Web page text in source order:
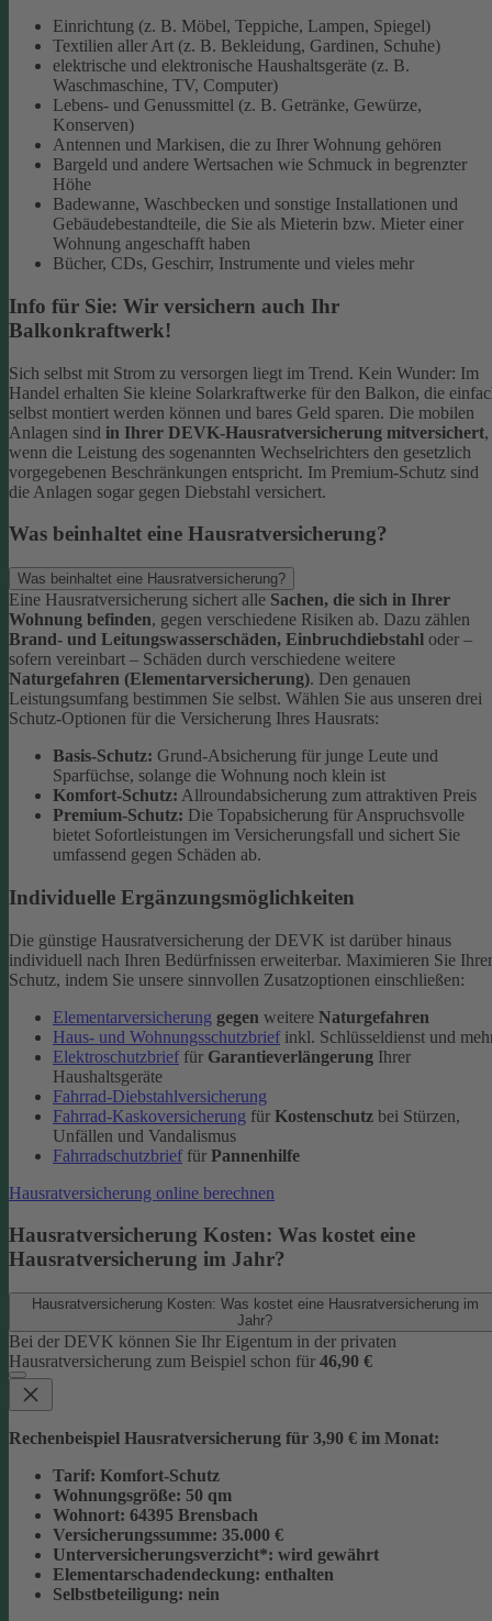
Einrichtung (z. B. Möbel, Teppiche, Lampen, Spiegel)
Textilien aller Art (z. B. Bekleidung, Gardinen, Schuhe)
elektrische und elektronische Haushaltsgeräte (z. B.
Waschmaschine, TV, Computer)
Lebens- und Genussmittel (z. B. Getränke, Gewürze,
Konserven)
Antennen und Markisen, die zu Ihrer Wohnung gehören
Bargeld und andere Wertsachen wie Schmuck in begrenzter
Höhe
Badewanne, Waschbecken und sonstige Installationen und
Gebäudebestandteile, die Sie als Mieterin bzw. Mieter einer
Wohnung angeschafft haben
Bücher, CDs, Geschirr, Instrumente und vieles mehr
Info für Sie: Wir versichern auch Ihr
Balkonkraftwerk!
Sich selbst mit Strom zu versorgen liegt im Trend. Kein Wunder: Im
Handel erhalten Sie kleine Solarkraftwerke für den Balkon, die
selbst montiert werden können und bares Geld sparen. Die mobilen
Anlagen sind in Ihrer DEVK-Hausratversicherung mitversichert,
wenn die Leistung des sogenannten Wechselrichters den gesetzlich
vorgegebenen Beschränkungen entspricht. Im Premium-Schutz sind
die Anlagen sogar gegen Diebstahl versichert.
Was beinhaltet eine Hausratversicherung?
Was beinhaltet eine Hausratversicherung?
Eine Hausratversicherung sichert alle Sachen, die sich in Ihrer
Wohnung befinden, gegen verschiedene Risiken ab. Dazu zählen
Brand- und Leitungswasserschäden, Einbruchdiebstahl oder –
sofern vereinbart – Schäden durch verschiedene weitere
Naturgefahren (Elementarversicherung). Den genauen
Leistungsumfang bestimmen Sie selbst. Wählen Sie aus unseren drei
Schutz-Optionen für die Versicherung Ihres Hausrats:
Basis-Schutz: Grund-Absicherung für junge Leute und
Sparfüchse, solange die Wohnung noch klein ist
Komfort-Schutz: Allroundabsicherung zum attraktiven Preis
Premium-Schutz: Die Topabsicherung für Anspruchsvolle
bietet Sofortleistungen im Versicherungsfall und sichert Sie
umfassend gegen Schäden ab.
Individuelle Ergänzungsmöglichkeiten
Die günstige Hausratversicherung der DEVK ist darüber hinaus
individuell nach Ihren Bedürfnissen erweiterbar. Maximieren Sie
Schutz, indem Sie unsere sinnvollen Zusatzoptionen einschließen:
Elementarversicherung gegen weitere Naturgefahren
Haus- und Wohnungsschutzbrief inkl. Schlüsseldienst und
Elektroschutzbrief für Garantieverlängerung Ihrer
Haushaltsgeräte
Fahrrad-Diebstahlversicherung
Fahrrad-Kaskoversicherung für Kostenschutz bei Stürzen,
Unfällen und Vandalismus
Fahrradschutzbrief für Pannenhilfe
Hausratversicherung online berechnen
Hausratversicherung Kosten: Was kostet eine
Hausratversicherung im Jahr?
Hausratversicherung Kosten: Was kostet eine Hausratversicherung im
Jahr?
Bei der DEVK können Sie Ihr Eigentum in der privaten
Hausratversicherung zum Beispiel schon für 46,90 €
Rechenbeispiel Hausratversicherung für 3,90 € im Monat:
Tarif: Komfort-Schutz
Wohnungsgröße: 50 qm
Wohnort: 64395 Brensbach
Versicherungssumme: 35.000 €
Unterversicherungsverzicht*: wird gewährt
Elementarschadendeckung: enthalten
Selbstbeteiligung: nein